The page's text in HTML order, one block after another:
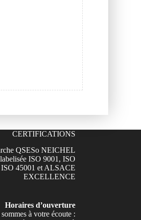
CERTIFICATIONS
Horaires d’ouverture
à votre écoute :